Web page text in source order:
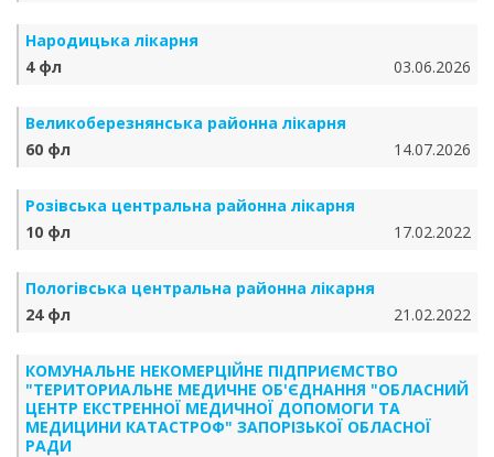
Народицька лікарня
4 фл
03.06.2026
Великоберезнянська районна лікарня
60 фл
14.07.2026
Розівська центральна районна лікарня
10 фл
17.02.2022
Пологівська центральна районна лікарня
24 фл
21.02.2022
КОМУНАЛЬНЕ НЕКОМЕРЦІЙНЕ ПІДПРИЄМСТВО
"ТЕРИТОРИАЛЬНЕ МЕДИЧНЕ ОБ'ЄДНАННЯ "ОБЛАСНИЙ
ЦЕНТР ЕКСТРЕННОЇ МЕДИЧНОЇ ДОПОМОГИ ТА
МЕДИЦИНИ КАТАСТРОФ" ЗАПОРІЗЬКОЇ ОБЛАСНОЇ
РАДИ